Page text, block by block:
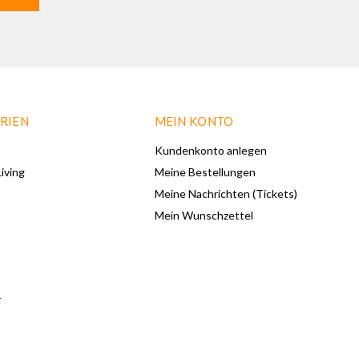
MEIN KONTO
Kundenkonto anlegen
Meine Bestellungen
Meine Nachrichten (Tickets)
Mein Wunschzettel